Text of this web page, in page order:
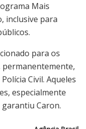
Mais
inclusive para
para os
permanentemente,
Civil. Aqueles
especialmente
Caron.